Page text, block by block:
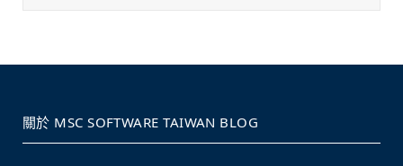
關於 MSC SOFTWARE TAIWAN BLOG